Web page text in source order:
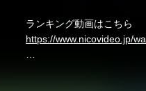
ランキング動画はこちら
https://www.nicovideo.jp/